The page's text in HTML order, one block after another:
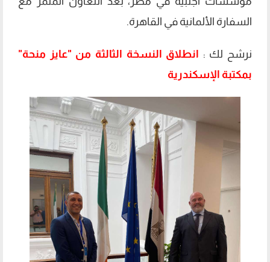
السفارة الألمانية في القاهرة.
نرشح لك : انطلاق النسخة الثالثة من "عايز منحة"
بمكتبة الإسكندرية